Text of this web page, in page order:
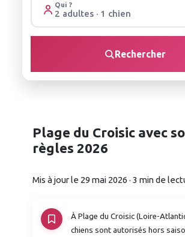
Qui ?
2 adultes · 1 chien
Rechercher
Plage du Croisic avec
règles 2026
Mis à jour le 29 mai 2026 · 3 min de
À Plage du Croisic (Loire-
chiens sont autorisés hors